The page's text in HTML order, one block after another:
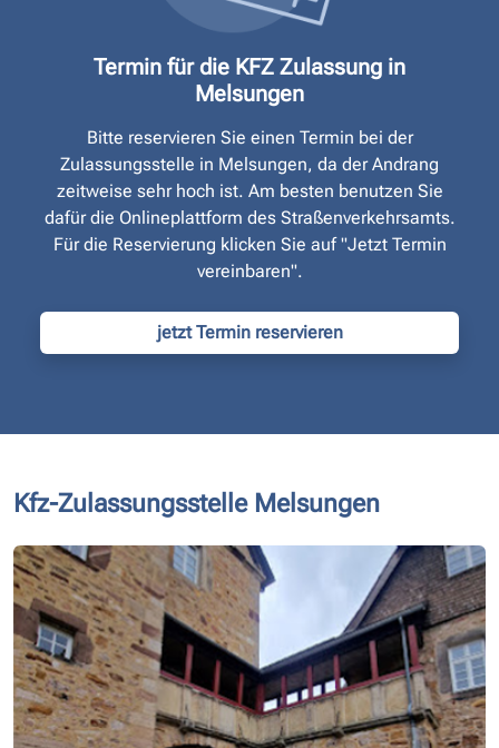
Termin für die KFZ Zulassung in
Melsungen
Bitte reservieren Sie einen Termin bei der
Zulassungsstelle in Melsungen, da der Andrang
zeitweise sehr hoch ist. Am besten benutzen Sie
dafür die Onlineplattform des Straßen­verkehrsamts.
Für die Reservierung klicken Sie auf "Jetzt Termin
vereinbaren".
jetzt Termin reservieren
Kfz-Zulassungsstelle Melsungen